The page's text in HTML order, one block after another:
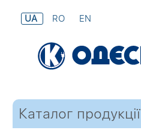
UA RO EN
Каталог продукції